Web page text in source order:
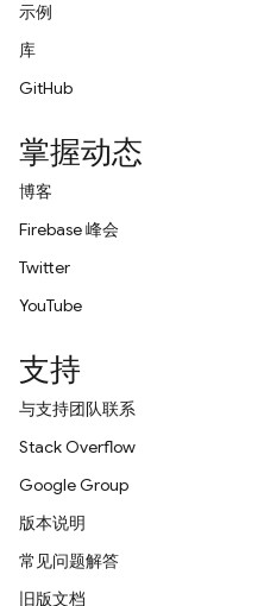
示例
库
GitHub
掌握动态
博客
Firebase 峰会
Twitter
YouTube
支持
与支持团队联系
Stack Overflow
Google Group
版本说明
常见问题解答
旧版文档